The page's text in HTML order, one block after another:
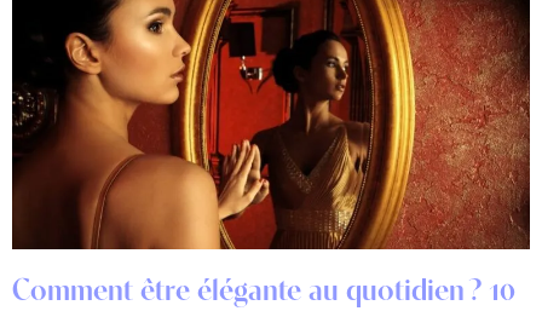
Comment être élégante au quotidien ? 10